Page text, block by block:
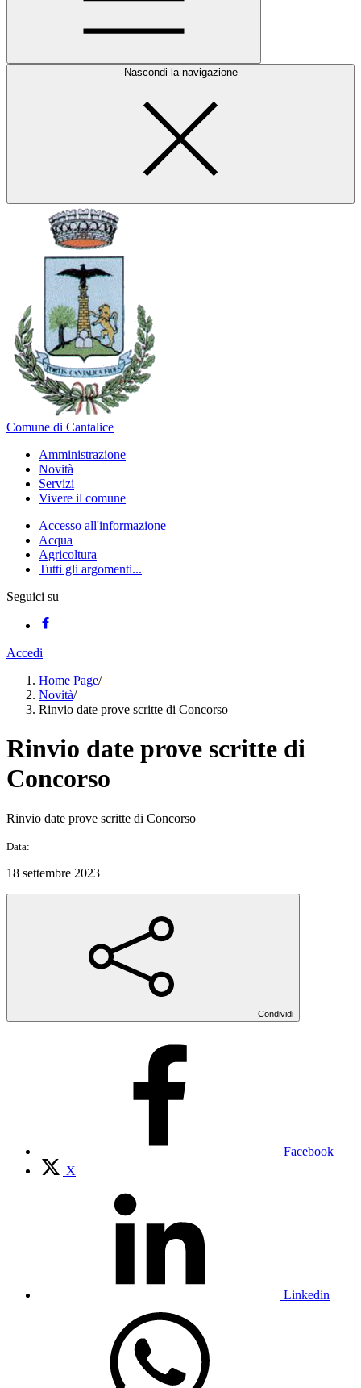
Nascondi la navigazione
Comune di Cantalice
Amministrazione
Novità
Servizi
Vivere il comune
Accesso all'informazione
Acqua
Agricoltura
Tutti gli argomenti...
Seguici su
Accedi
Home Page/
Novità/
Rinvio date prove scritte di Concorso
Rinvio date prove scritte di
Concorso
Rinvio date prove scritte di Concorso
Data:
18 settembre 2023
Condividi
Facebook
X
Linkedin